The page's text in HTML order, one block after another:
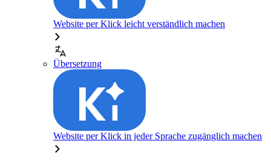
Website per Klick leicht verständlich machen
Übersetzung
Website per Klick in jeder Sprache zugänglich machen